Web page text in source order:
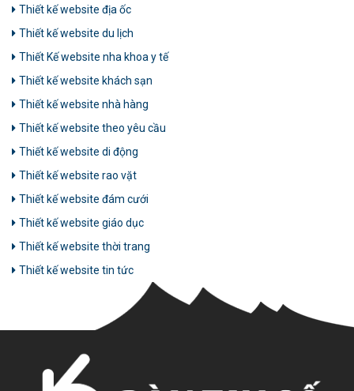
Thiết kế website địa ốc
Thiết kế website du lịch
Thiết Kế website nha khoa y tế
Thiết kế website khách sạn
Thiết kế website nhà hàng
Thiết kế website theo yêu cầu
Thiết kế website di động
Thiết kế website rao vặt
Thiết kế website đám cưới
Thiết kế website giáo dục
Thiết kế website thời trang
Thiết kế website tin tức